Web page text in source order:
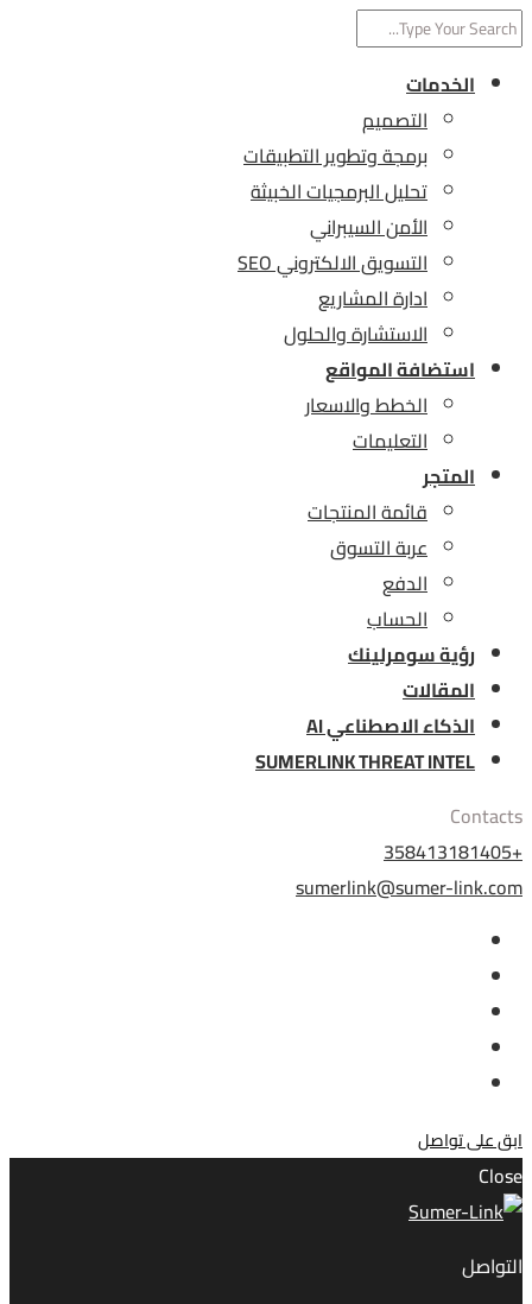
الخدمات
التصميم
برمجة وتطوير التطبيقات
تحليل البرمجيات الخبيثة
الأمن السيبراني
التسويق الالكتروني SEO
ادارة المشاريع
الاستشارة والحلول
استضافة المواقع
الخطط والاسعار
التعليمات
المتجر
قائمة المنتجات
عربة التسوق
الدفع
الحساب
رؤية سومرلينك
المقالات
الذكاء الاصطناعي AI
SUMERLINK THREAT INTEL
Contacts
+358413181405
sumerlink@sumer-link.com
ابق على تواصل
Close
التواصل